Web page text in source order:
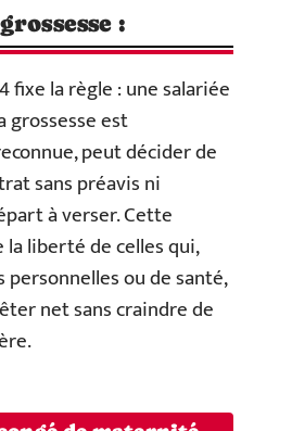
:
fixe la règle : une salariée
grossesse est
peut décider de
sans préavis ni
à verser. Cette
liberté de celles qui,
personnelles ou de santé,
net sans craindre de